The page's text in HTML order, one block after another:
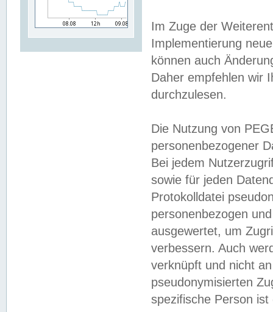
Im Zuge der
Implementierung
können auch
Daher empfehlen wir
durchzulesen.
Die Nutzung von
personenbezogener
Bei jedem
sowie für jeden
Protokolldatei
personenbezogen
ausgewertet, um
verbessern. Auch
verknüpft und nicht
pseudonymisierten
spezifische Person